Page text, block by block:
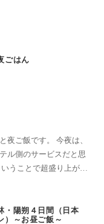
ごはん
夜ご飯です。 今夜は、
ル側のサービスだと思
うことで超盛り上がり
・陽朔４日間（日本
）～お昼ご飯～